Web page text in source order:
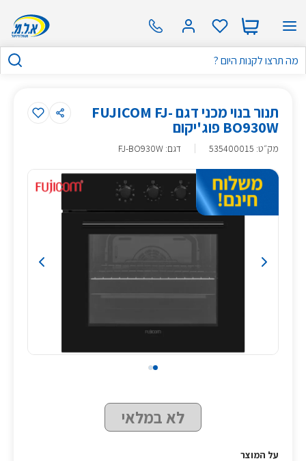
תנור בנוי מכני דגם FUJICOM FJ-
BO930W פוג'יקום
מק״ט:
535400015 דגם: FJ-BO930W
לא במלאי
על המוצר